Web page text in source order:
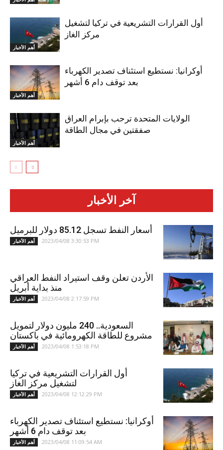
أهم الأخبار
أول القرارات التشريعية في تركيا لتشغيل
مركز الغاز
أهم الأخبار
أوكرانيا: نستطيع استئناف تصدير الكهرباء
بعد توقف دام 6 أشهر
أهم الأخبار
الولايات المتحدة ترحب بإبرام العراق
صفقتين في مجال الطاقة
آخر الأخبار
أسعار النفط تسجل 85.12 دولار للبرميل
أهم الأخبار 2023/04/08 3:30:53 PM
الأردن تعلن وقف استيراد النفط العراقي
منذ بداية أبريل
أهم الأخبار 2023/04/08 2:17:59 PM
السعودية.. 240 مليون دولار لتمويل
مشروع للطاقة الكهرومائية في باكستان
أهم الأخبار 2023/04/08 1:53:18 PM
أول القرارات التشريعية في تركيا
لتشغيل مركز الغاز
أهم الأخبار 2023/04/08 12:12:29 PM
أوكرانيا: نستطيع استئناف تصدير الكهرباء
بعد توقف دام 6 أشهر
أهم الأخبار 2023/04/08 11:09:54 AM